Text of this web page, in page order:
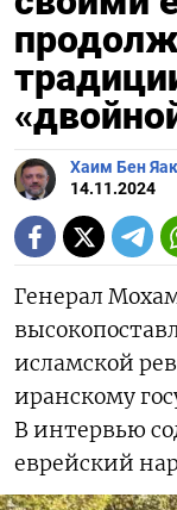
Хаим Бен
14.11.2024
Генерал
исламской
иранскому
В интервью
еврейский